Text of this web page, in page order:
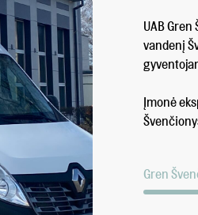
UAB
vandenį
Įmonė
Gren